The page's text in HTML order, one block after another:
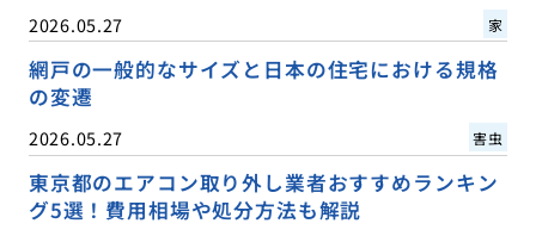
2026.05.27 家
網戸の一般的なサイズと日本の住宅における規格
の変遷
2026.05.27 害虫
東京都のエアコン取り外し業者おすすめランキン
グ5選！費用相場や処分方法も解説